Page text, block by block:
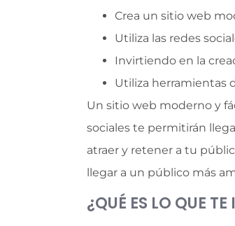
Crea un sitio web
Utiliza las redes
Invirtiendo en la
Utiliza herramientas
Un sitio web moderno y
sociales te permitirán
atraer y retener a tu
llegar a un público más
¿QUÉ ES LO QUE